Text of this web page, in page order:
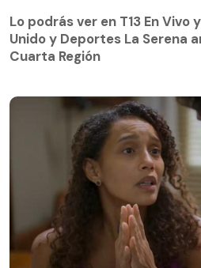
Lo podrás ver en T13 En Vivo
Unido y Deportes La Serena
Cuarta Región